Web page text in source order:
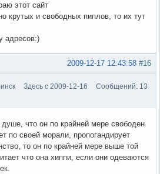
этот сайт
крутых и свободных пиплов, то их тут
адресов:)
#16
2009-12-17 12:43:58
Здесь с 2009-12-16
Сообщений: 13
что он по крайней мере свободен
по своей морали, пропогандирует
то он по крайней мере выше той
что она хиппи, если они одеваются